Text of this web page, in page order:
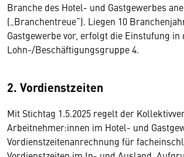
Branche des Hotel- und Gastgewerbes
(„Branchentreue“). Liegen 10
Gastgewerbe vor, erfolgt die Einstufung in
Lohn-/Beschäftigungsgruppe 4.
2. Vordienstzeiten
Mit Stichtag 1.5.2025 regelt der
Arbeitnehmer:innen im Hotel- und
Vordienstzeitenanrechnung für